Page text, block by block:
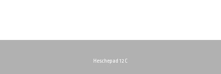
Heschepad 12 C